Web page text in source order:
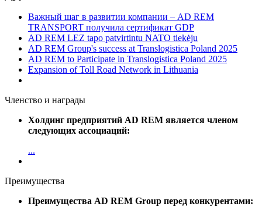
Важный шаг в развитии компании – AD REM
TRANSPORT получила сертификат GDP
AD REM LEZ tapo patvirtintu NATO tiekėju
AD REM Group's success at Translogistica Poland 2025
AD REM to Participate in Translogistica Poland 2025
Expansion of Toll Road Network in Lithuania
Членство и награды
Холдинг предприятий AD REM является членом
следующих ассоциаций:
...
Преимущества
Преимущества AD REM Group перед конкурентами: